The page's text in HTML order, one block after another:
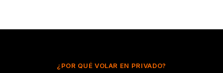
¿POR QUÉ VOLAR EN PRIVADO?